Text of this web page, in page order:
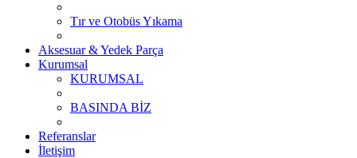
Tır ve Otobüs Yıkama
Aksesuar & Yedek Parça
Kurumsal
KURUMSAL
BASINDA BİZ
Referanslar
İletişim